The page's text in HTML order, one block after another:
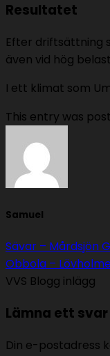
Resultatet
Efter driftsättning
även vid hög
I ett klimat som
This entry was
Samuel
Sävar – Mårdsjön
Obbola –
VVS Blogg inlägg
Lämna ett svar
Din e-postadress